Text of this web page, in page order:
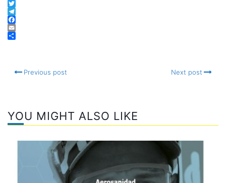
WhatsApp
Twitter
Telegram
Facebook
Email
Previous post Next post
YOU MIGHT ALSO LIKE